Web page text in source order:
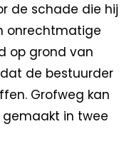
de schade die hij
onrechtmatige
op grond van
de bestuurder
Grofweg kan
in twee